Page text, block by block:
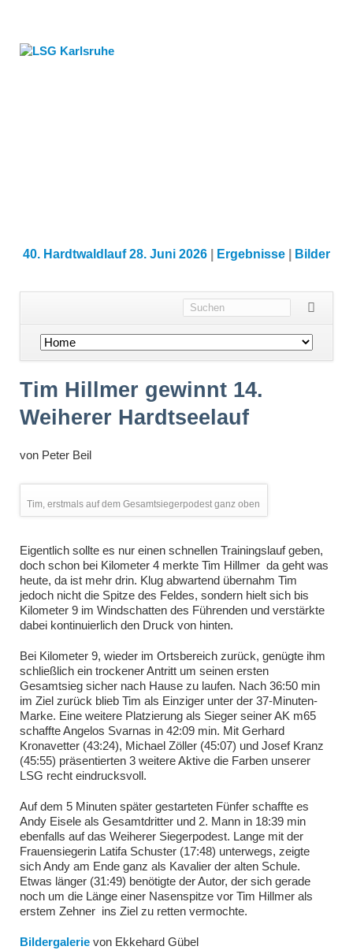
40. Hardtwaldlauf 28. Juni 2026 Ergebnisse Bilder
Navigation
Tim Hillmer gewinnt 14.
Weiherer Hardtseelauf
von Peter Beil
Tim, erstmals auf dem Gesamtsiegerpodest ganz oben
Eigentlich sollte es nur einen schnellen Trainingslauf geben,
doch schon bei Kilometer 4 merkte Tim Hillmer da geht was
heute, da ist mehr drin. Klug abwartend übernahm Tim
jedoch nicht die Spitze des Feldes, sondern hielt sich bis
Kilometer 9 im Windschatten des Führenden und verstärkte
dabei kontinuierlich den Druck von hinten.
Bei Kilometer 9, wieder im Ortsbereich zurück, genügte ihm
schließlich ein trockener Antritt um seinen ersten
Gesamtsieg sicher nach Hause zu laufen. Nach 36:50 min
im Ziel zurück blieb Tim als Einziger unter der 37-Minuten-
Marke. Eine weitere Platzierung als Sieger seiner AK m65
schaffte Angelos Svarnas in 42:09 min. Mit Gerhard
Kronavetter (43:24), Michael Zöller (45:07) und Josef Kranz
(45:55) präsentierten 3 weitere Aktive die Farben unserer
LSG recht eindrucksvoll.
Auf dem 5 Minuten später gestarteten Fünfer schaffte es
Andy Eisele als Gesamtdritter und 2. Mann in 18:39 min
ebenfalls auf das Weiherer Siegerpodest. Lange mit der
Frauensiegerin Latifa Schuster (17:48) unterwegs, zeigte
sich Andy am Ende ganz als Kavalier der alten Schule.
Etwas länger (31:49) benötigte der Autor, der sich gerade
noch um die Länge einer Nasenspitze vor Tim Hillmer als
erstem Zehner ins Ziel zu retten vermochte.
Bildergalerievon Ekkehard Gübel